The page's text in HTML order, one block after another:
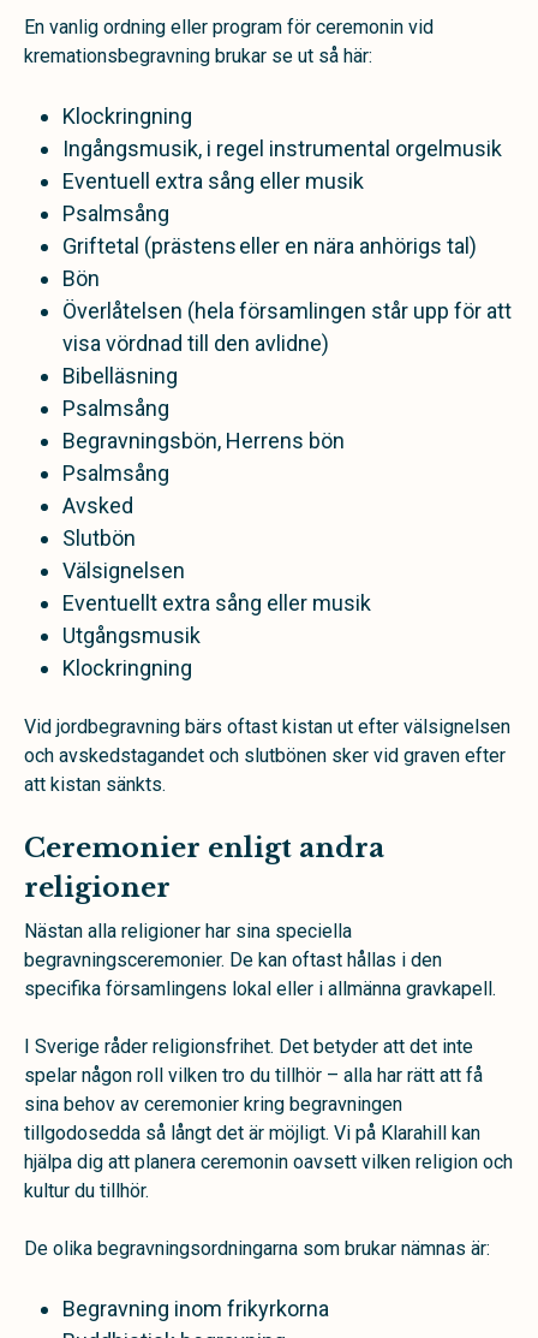
En vanlig ordning eller program för ceremonin vid
kremationsbegravning brukar se ut så här:
Klockringning
Ingångsmusik, i regel instrumental orgelmusik
Eventuell extra sång eller musik
Psalmsång
Griftetal (prästens eller en nära anhörigs tal)
Bön
Överlåtelsen (hela församlingen står upp för att
visa vördnad till den avlidne)
Bibelläsning
Psalmsång
Begravningsbön, Herrens bön
Psalmsång
Avsked
Slutbön
Välsignelsen
Eventuellt extra sång eller musik
Utgångsmusik
Klockringning
Vid jordbegravning bärs oftast kistan ut efter välsignelsen
och avskedstagandet och slutbönen sker vid graven efter
att kistan sänkts.
Ceremonier enligt andra
religioner
Nästan alla religioner har sina speciella
begravningsceremonier. De kan oftast hållas i den
specifika församlingens lokal eller i allmänna gravkapell.
I Sverige råder religionsfrihet. Det betyder att det inte
spelar någon roll vilken tro du tillhör – alla har rätt att få
sina behov av ceremonier kring begravningen
tillgodosedda så långt det är möjligt. Vi på Klarahill kan
hjälpa dig att planera ceremonin oavsett vilken religion och
kultur du tillhör.
De olika begravningsordningarna som brukar nämnas är:
Begravning inom frikyrkorna